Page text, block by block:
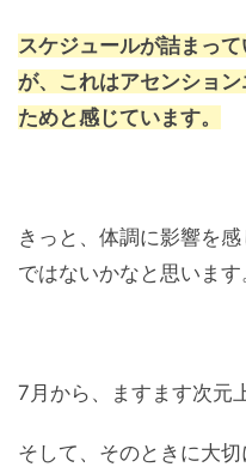
スケジュールが詰まっ
が、これはアセンショ
ためと感じています。
きっと、体調に影響を
ではないかなと思います
7月から、ますます次元
そして、そのときに大